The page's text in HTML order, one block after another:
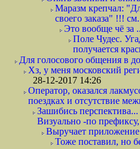
Маразм крепчал:
своего заказа" !!!
Это вообще чё за
Поле Чудес.
получается
Для голосового общения в
Хз, у меня московский
28-12-2017 14:26
Оператор, оказался
поездках и отсутствие
Зашибись
Визуально -по
Выручает
Тоже поставил, но